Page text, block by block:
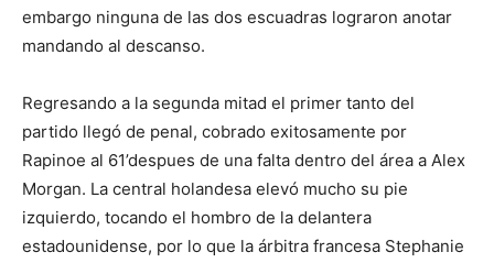
embargo ninguna de las dos escuadras lograron anotar
mandando al descanso.
Regresando a la segunda mitad el primer tanto del
partido llegó de penal, cobrado exitosamente por
Rapinoe al 61’despues de una falta dentro del área a Alex
Morgan. La central holandesa elevó mucho su pie
izquierdo, tocando el hombro de la delantera
estadounidense, por lo que la árbitra francesa Stephanie